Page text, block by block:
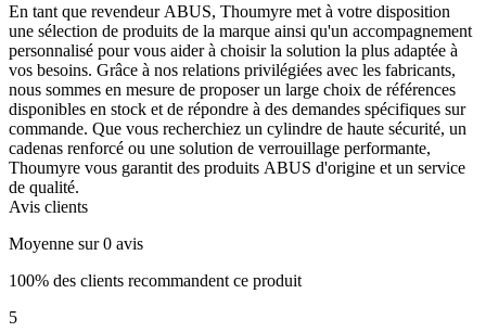
En tant que revendeur ABUS, Thoumyre met à votre disposition
une sélection de produits de la marque ainsi qu'un accompagnement
personnalisé pour vous aider à choisir la solution la plus adaptée à
vos besoins. Grâce à nos relations privilégiées avec les fabricants,
nous sommes en mesure de proposer un large choix de références
disponibles en stock et de répondre à des demandes spécifiques sur
commande. Que vous recherchiez un cylindre de haute sécurité, un
cadenas renforcé ou une solution de verrouillage performante,
Thoumyre vous garantit des produits ABUS d'origine et un service
de qualité.
Avis clients
Moyenne sur 0 avis
100% des clients recommandent ce produit
5